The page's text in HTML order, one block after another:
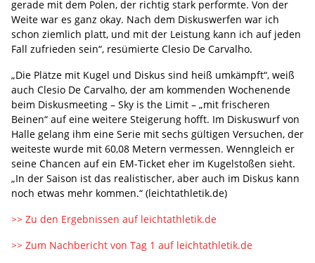
gerade mit dem Polen, der richtig stark performte. Von der
Weite war es ganz okay. Nach dem Diskuswerfen war ich
schon ziemlich platt, und mit der Leistung kann ich auf jeden
Fall zufrieden sein“, resümierte Clesio De Carvalho.
„Die Plätze mit Kugel und Diskus sind heiß umkämpft“, weiß
auch Clesio De Carvalho, der am kommenden Wochenende
beim Diskusmeeting – Sky is the Limit – „mit frischeren
Beinen“ auf eine weitere Steigerung hofft. Im Diskuswurf von
Halle gelang ihm eine Serie mit sechs gültigen Versuchen, der
weiteste wurde mit 60,08 Metern vermessen. Wenngleich er
seine Chancen auf ein EM-Ticket eher im Kugelstoßen sieht.
„In der Saison ist das realistischer, aber auch im Diskus kann
noch etwas mehr kommen.“ (leichtathletik.de)
>> Zu den Ergebnissen auf leichtathletik.de
>> Zum Nachbericht von Tag 1 auf leichtathletik.de